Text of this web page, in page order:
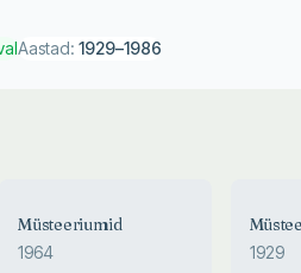
Aastad: 1929–1986
Müsteeriumid
1964 1929